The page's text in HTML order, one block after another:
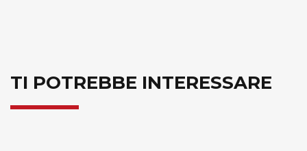
TI POTREBBE INTERESSARE